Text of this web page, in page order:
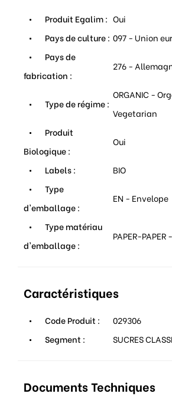
Produit Egalim : Oui
Pays de culture : 097 - Union
Pays de
fabrication :
276 -
Type de régime :
ORGANIC -
Vegetarian
Produit
Biologique :
Oui
Labels :
BIO
Type
d'emballage :
EN - Envelope
Type matériau
d'emballage :
PAPER-
Caractéristiques
Code Produit :
029306
Segment :
SUCRES
Documents Techniques